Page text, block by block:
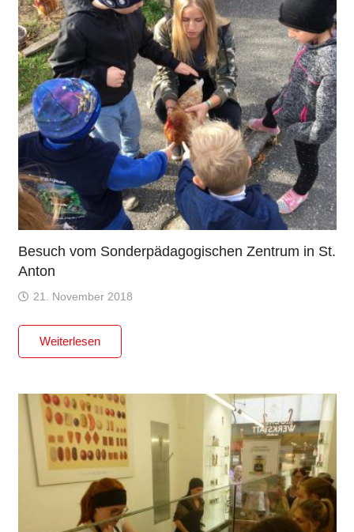
Besuch vom Sonderpädagogischen Zentrum in St.
Anton
21. November 2018
Weiterlesen